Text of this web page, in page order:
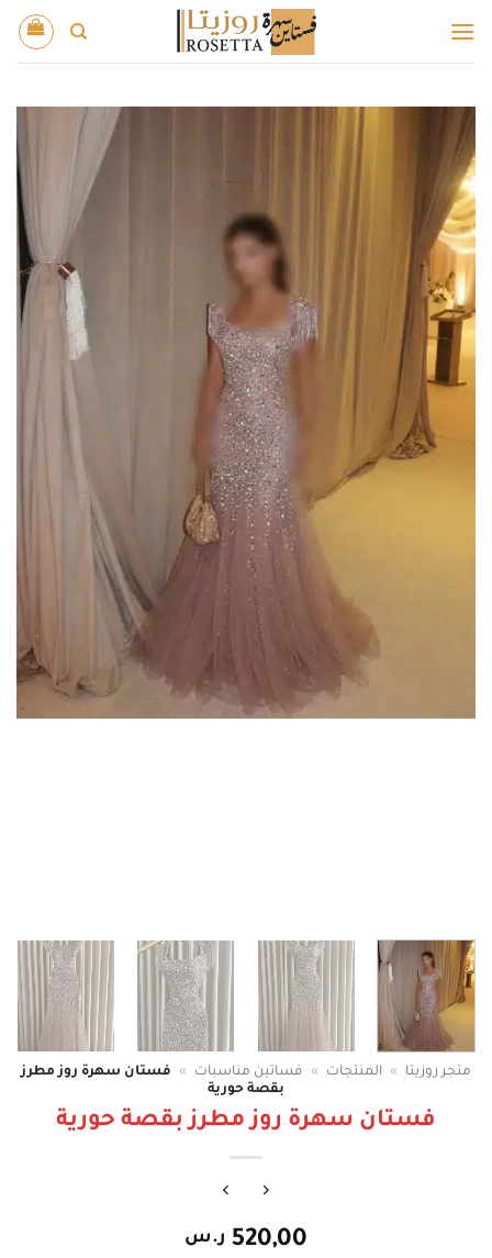
للمحتوى
متجر روزيتا » المنتجات » فساتين مناسبات »
فستان سهرة روز مطرز
بقصة حورية
فستان سهرة روز مطرز بقصة حورية
520,00 ر.س